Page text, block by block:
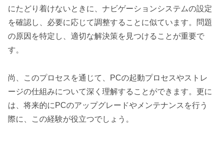
にたどり着けないときに、ナビゲーションシステムの設定
を確認し、必要に応じて調整することに似ています。問題
の原因を特定し、適切な解決策を見つけることが重要で
す。
尚、このプロセスを通じて、PCの起動プロセスやストレ
ージの仕組みについて深く理解することができます。更に
は、将来的にPCのアップグレードやメンテナンスを行う
際に、この経験が役立つでしょう。